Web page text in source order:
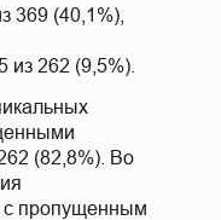
369 (40,1%),
262 (9,5%).
(82,8%). Во
с пропущенным